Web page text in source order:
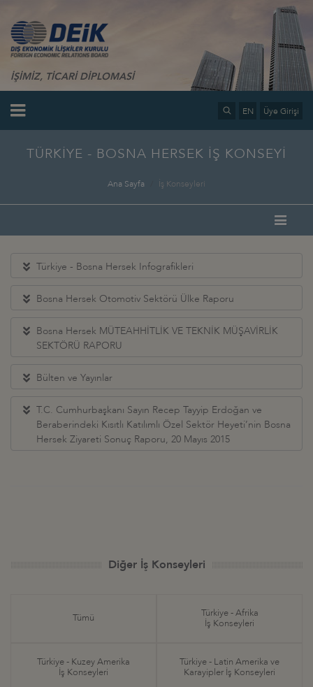
İŞİMİZ, TİCARİ DİPLOMASİ
EN Üye Girişi
TÜRKİYE - BOSNA HERSEK İŞ KONSEYİ
Ana Sayfa İş Konseyleri
Türkiye - Bosna Hersek Infografikleri
Bosna Hersek Otomotiv Sektörü Ülke Raporu
Bosna Hersek MÜTEAHHİTLİK VE TEKNİK MÜŞAVİRLİK
SEKTÖRÜ RAPORU
Bülten ve Yayınlar
T.C. Cumhurbaşkanı Sayın Recep Tayyip Erdoğan ve
Beraberindeki Kısıtlı Katılımlı Özel Sektör Heyeti’nin Bosna
Hersek Ziyareti Sonuç Raporu, 20 Mayıs 2015
Diğer İş Konseyleri
Tümü
Türkiye - Afrika
İş Konseyleri
Türkiye - Kuzey Amerika
İş Konseyleri
Türkiye - Latin Amerika ve
Karayipler İş Konseyleri